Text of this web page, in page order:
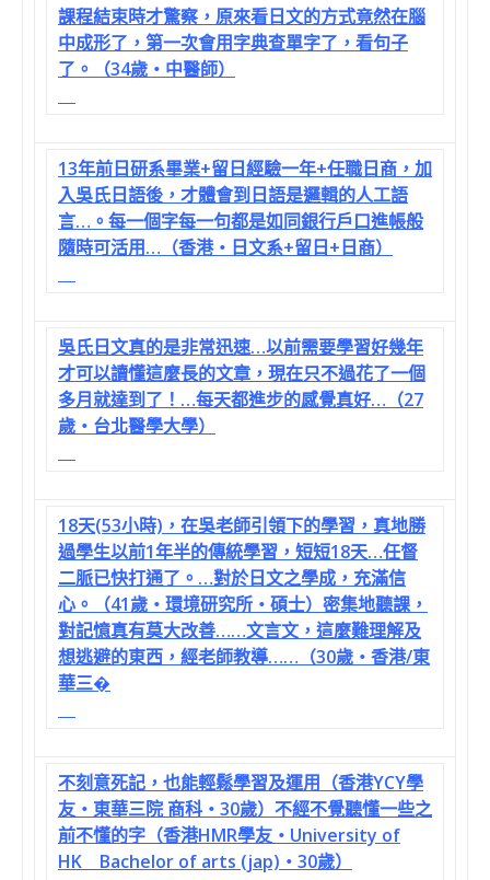
課程結束時才驚察，原來看日文的方式竟然在腦
中成形了，第一次會用字典查單字了，看句子
了。（34歲‧中醫師）
13年前日研系畢業+留日經驗一年+任職日商，加
入吳氏日語後，才體會到日語是邏輯的人工語
言…。每一個字每一句都是如同銀行戶口進帳般
隨時可活用…（香港‧日文系+留日+日商）
吳氏日文真的是非常迅速…以前需要學習好幾年
才可以讀懂這麼長的文章，現在只不過花了一個
多月就達到了！…每天都進步的感覺真好…（27
歲‧台北醫學大學）
18天(53小時)，在吳老師引領下的學習，真地勝
過學生以前1年半的傳統學習，短短18天…任督
二脈已快打通了。…對於日文之學成，充滿信
心。（41歲‧環境研究所‧碩士）密集地聽課，
對記憶真有莫大改善……文言文，這麼難理解及
想逃避的東西，經老師教導……（30歲‧香港/東
華三�
不刻意死記，也能輕鬆學習及運用（香港YCY學
友‧東華三院 商科‧30歲）不經不覺聽懂一些之
前不懂的字（香港HMR學友‧University of
HK Bachelor of arts (jap)‧30歲）